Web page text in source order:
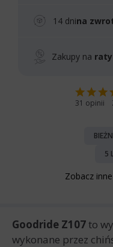
14 dnina
Zakupy na raty
31 opinii
5
Zobacz
Goodride Z107 to
wykonane przez